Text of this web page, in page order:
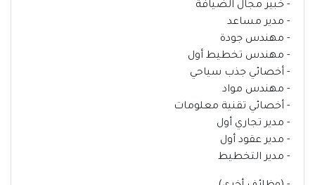
- خبير مجال الضيافة
- مدير مساعد
- مهندس جودة
- مهندس تخطيط أول
- أخصائي جذب سياحي
- مهندس مواد
- أخصائي تقنية معلومات
- مدير تجاري أول
- مدير عقود أول
- مدير التخطيط